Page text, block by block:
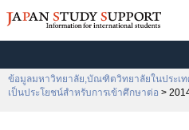
ข้อมูลมหาวิทยาลัย,บัณฑิตวิทยาลัยในประเ
เป็นประโยชน์สำหรับการเข้าศึกษาต่อ >